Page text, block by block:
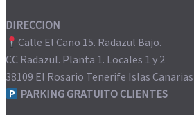
DIRECCION
Calle El Cano 15. Radazul Bajo.
CC Radazul. Planta 1. Locales 1 y 2
38109 El Rosario Tenerife Islas Canarias
PARKING GRATUITO CLIENTES